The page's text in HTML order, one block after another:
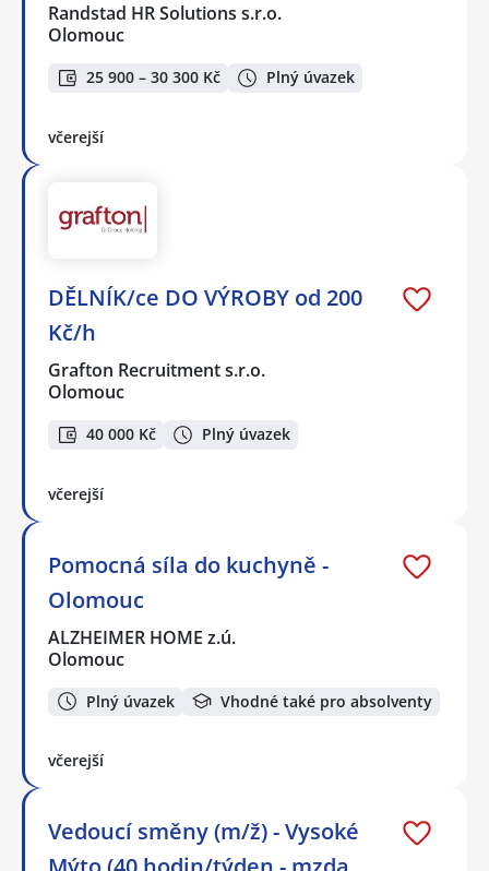
Randstad HR Solutions s.r.o.
Olomouc
25 900 – 30 300 Kč Plný úvazek
včerejší
DĚLNÍK/ce DO VÝROBY od 200
Kč/h
Grafton Recruitment s.r.o.
Olomouc
40 000 Kč Plný úvazek
včerejší
Pomocná síla do kuchyně -
Olomouc
ALZHEIMER HOME z.ú.
Olomouc
Plný úvazek Vhodné také pro absolventy
včerejší
Vedoucí směny (m/ž) - Vysoké